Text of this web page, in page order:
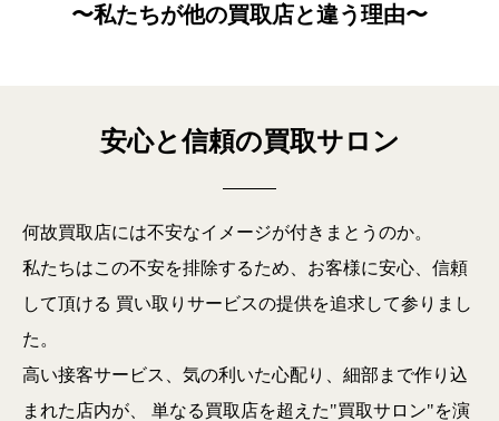
〜私たちが他の買取店と違う理由〜
安心と信頼の買取サロン
何故買取店には不安なイメージが付きまとうのか。
私たちはこの不安を排除するため、お客様に安心、信頼
して頂ける 買い取りサービスの提供を追求して参りまし
た。
高い接客サービス、気の利いた心配り、細部まで作り込
まれた店内が、
単なる買取店を超えた"買取サロン"を演